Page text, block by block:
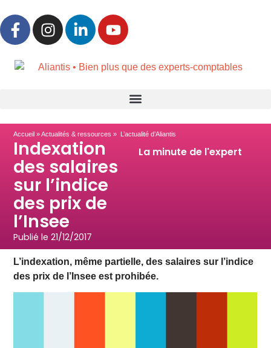
Accueil »Actualités & ressources » L’actualité d’Aliantis
Indexation
des salaires
sur l’indice
des prix de
l’Insee
Publié le21/12/2017
La minute de l'expert
L’indexation, même partielle, des salaires sur l’indice
des prix de l’Insee est prohibée.